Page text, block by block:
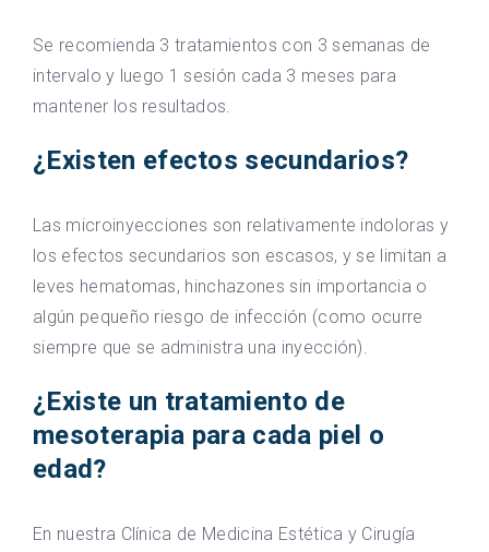
Se recomienda 3 tratamientos con 3 semanas de
intervalo y luego 1 sesión cada 3 meses para
mantener los resultados.
¿Existen efectos secundarios?
Las microinyecciones son relativamente indoloras y
los efectos secundarios son escasos, y se limitan a
leves hematomas, hinchazones sin importancia o
algún pequeño riesgo de infección (como ocurre
siempre que se administra una inyección).
¿Existe un tratamiento de
mesoterapia para cada piel o
edad?
En nuestra Clínica de Medicina Estética y Cirugía